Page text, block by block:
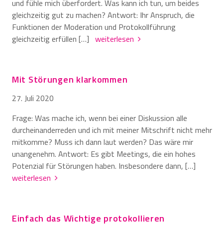
und fühle mich überfordert. Was kann ich tun, um beides
gleichzeitig gut zu machen? Antwort: Ihr Anspruch, die
Funktionen der Moderation und Protokollführung
gleichzeitig erfüllen […] weiterlesen
Mit Störungen klarkommen
27. Juli 2020
Frage: Was mache ich, wenn bei einer Diskussion alle
durcheinanderreden und ich mit meiner Mitschrift nicht mehr
mitkomme? Muss ich dann laut werden? Das wäre mir
unangenehm. Antwort: Es gibt Meetings, die ein hohes
Potenzial für Störungen haben. Insbesondere dann, […]
weiterlesen
Einfach das Wichtige protokollieren